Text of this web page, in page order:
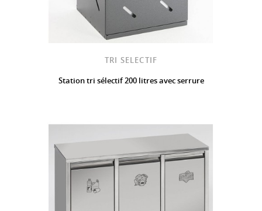
TRI SELECTIF
Station tri sélectif 200 litres avec serrure